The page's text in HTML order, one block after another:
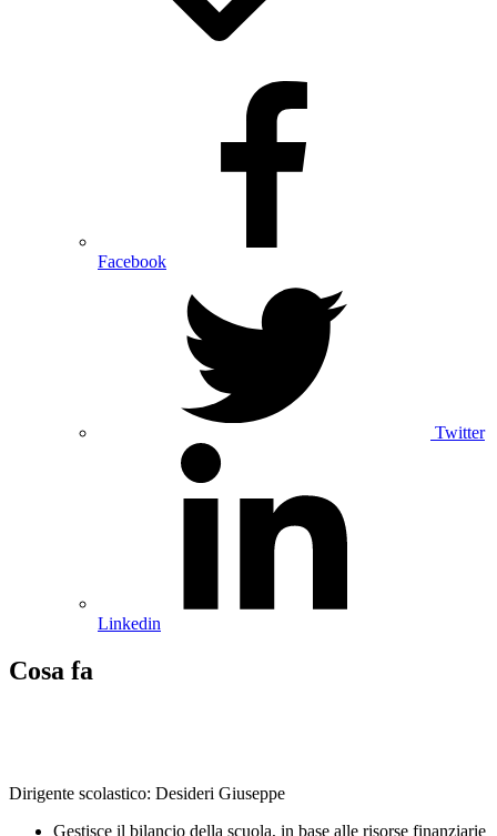
Facebook
Twitter
Linkedin
Cosa fa
Dirigente scolastico: Desideri Giuseppe
Gestisce il bilancio della scuola, in base alle risorse finanziarie